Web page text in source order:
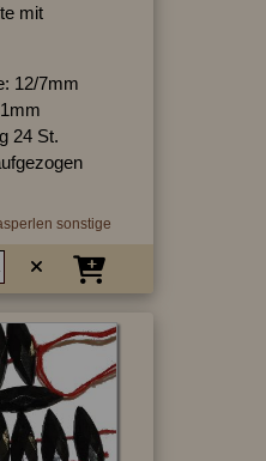
mit
12/7mm
24 St.
sonstige